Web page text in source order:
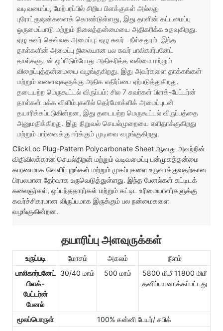
வடிவமைப்பு, மேற்பரப்பில் சிறிய பிளக்குகள் அல்லது
புரோட்ரூஷன்களைக் கொண்டுள்ளது, இது தாளின் கட்டமைப்பு
ஒருமைப்பாடு மற்றும் நிலைத்தன்மையை அதிகரிக்க உதவுகிறது.
ஏழு சுவர் செவ்வக அமைப்பு: ஏழு சுவர்
நீள்சதுரம் இந்த
தாள்களின் அமைப்பு நிலையான பல சுவர் பாலிகார்பனேட்
தாள்களுடன் ஒப்பிடும்போது அதிகரித்த வலிமை மற்றும்
விறைப்புத்தன்மையை வழங்குகிறது. இது அவர்களை தாக்கங்கள்
மற்றும் வளைவுகளுக்கு அதிக எதிர்ப்பை ஏற்படுத்துகிறது.
தடையற்ற மெருகூட்டல் விருப்பம்: சில 7 சுவர்கள் பிளக்-பேட்டர்ன்
தாள்கள் பக்க விளிம்புகளில் தெர்மோக்ளிக் அமைப்புடன்
தயாரிக்கப்படுகின்றன, இது தடையற்ற மெருகூட்டல் விருப்பத்தை
அனுமதிக்கிறது. இது நிறுவல் செயல்முறையை எளிதாக்குகிறது
மற்றும் பார்வைக்கு ஈர்க்கும் முடிவை வழங்குகிறது.
ClickLoc Plug-Pattern Polycarbonate Sheet ஆனது அவற்றின்
விதிவிலக்கான செயல்திறன் மற்றும் வடிவமைப்பு பன்முகத்தன்மை
காரணமாக வெளிப்புறங்கள் மற்றும் முகப்புகளை உருவாக்குவதற்கான
பிரபலமான தேர்வாக உருவெடுத்துள்ளது. இந்த பேனல்கள் கட்டிடக்
கலைஞர்கள், ஒப்பந்ததாரர்கள் மற்றும் கட்டிட உரிமையாளர்களுக்கு
கவர்ச்சிகரமான விருப்பமாக இருக்கும் பல நன்மைகளை
வழங்குகின்றன.
தயாரிப்பு அளவுருக்கள்
உருப்படி மோசம் அகலம்
நீளம்
பாலிகார்பனேட்
பிளக்-
பேட்டர்ன்
பேனல்
30/40 மாம் 500 மாம்
5800 மிமீ 11800 மிமீ
தனிப்பயனாக்கப்பட்டது
மூலப்பொருள்
100% கன்னி பேயர்/ சபிக்